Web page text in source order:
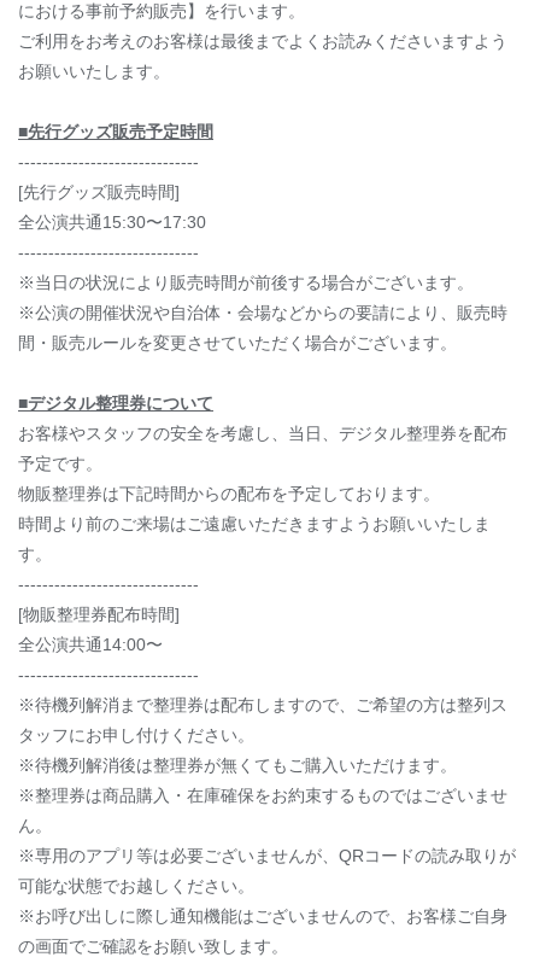
における事前予約販売】を行います。
ご利用をお考えのお客様は最後までよくお読みくださいますよう
お願いいたします。
■先行グッズ販売予定時間
------------------------------
[先行グッズ販売時間]
全公演共通15:30〜17:30
------------------------------
※当日の状況により販売時間が前後する場合がございます。
※公演の開催状況や自治体・会場などからの要請により、販売時
間・販売ルールを変更させていただく場合がございます。
■デジタル整理券について
お客様やスタッフの安全を考慮し、当日、デジタル整理券を配布
予定です。
物販整理券は下記時間からの配布を予定しております。
時間より前のご来場はご遠慮いただきますようお願いいたしま
す。
------------------------------
[物販整理券配布時間]
全公演共通14:00〜
------------------------------
※待機列解消まで整理券は配布しますので、ご希望の方は整列ス
タッフにお申し付けください。
※待機列解消後は整理券が無くてもご購入いただけます。
※整理券は商品購入・在庫確保をお約束するものではございませ
ん。
※専用のアプリ等は必要ございませんが、QRコードの読み取りが
可能な状態でお越しください。
※お呼び出しに際し通知機能はございませんので、お客様ご自身
の画面でご確認をお願い致します。